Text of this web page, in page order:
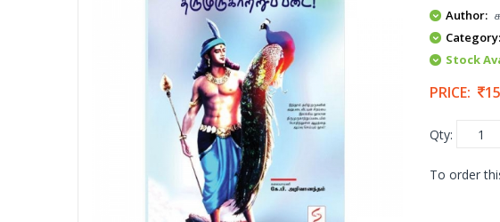
Author:
Category:
Stock
PRICE:
Qty:
To order